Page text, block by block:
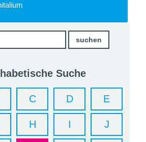
Suche
C D E
H I J